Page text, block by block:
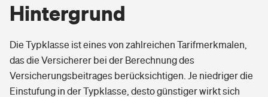
Hintergrund
Die Typklasse ist eines von zahlreichen Tarifmerkmalen,
das die Versicherer bei der Berechnung des
Versicherungsbeitrages berücksichtigen. Je niedriger die
Einstufung in der Typklasse, desto günstiger wirkt sich